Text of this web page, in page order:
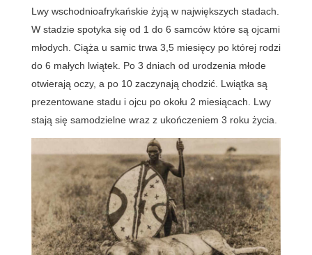
Lwy wschodnioafrykańskie żyją w największych stadach.
W stadzie spotyka się od 1 do 6 samców które są ojcami
młodych. Ciąża u samic trwa 3,5 miesięcy po której rodzi
do 6 małych lwiątek. Po 3 dniach od urodzenia młode
otwierają oczy, a po 10 zaczynają chodzić. Lwiątka są
prezentowane stadu i ojcu po okołu 2 miesiącach. Lwy
stają się samodzielne wraz z ukończeniem 3 roku życia.